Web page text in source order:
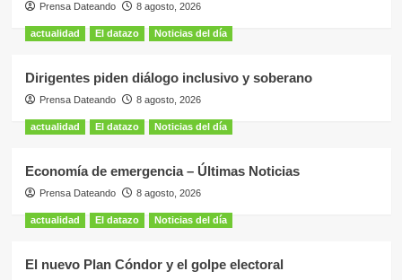
Prensa Dateando 8 agosto, 2026
actualidad El datazo Noticias del día
Dirigentes piden diálogo inclusivo y soberano
Prensa Dateando 8 agosto, 2026
actualidad El datazo Noticias del día
Economía de emergencia – Últimas Noticias
Prensa Dateando 8 agosto, 2026
actualidad El datazo Noticias del día
El nuevo Plan Cóndor y el golpe electoral